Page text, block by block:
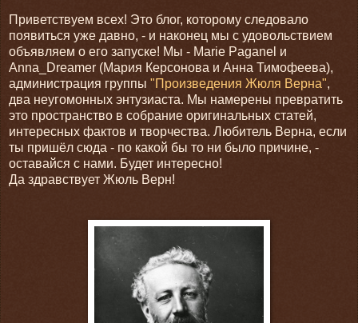
Приветствуем всех! Это блог, которому следовало
появиться уже давно, - и наконец мы с удовольствием
объявляем о его запуске! Мы - Marie Paganel и
Anna_Dreamer (Мария Керсонова и Анна Тимофеева),
администрация группы "Произведения Жюля Верна",
два неугомонных энтузиаста. Мы намерены превратить
это пространство в собрание оригинальных статей,
интересных фактов и творчества. Любитель Верна, если
ты пришёл сюда - по какой бы то ни было причине, -
оставайся с нами. Будет интересно!
Да здравствует Жюль Верн!